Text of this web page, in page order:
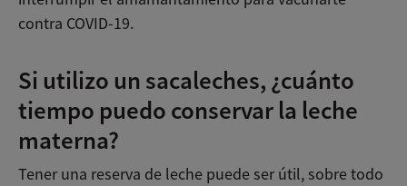
contra COVID-19.
Si utilizo un sacaleches, ¿cuánto
tiempo puedo conservar la leche
materna?
Tener una reserva de leche puede ser útil, sobre todo